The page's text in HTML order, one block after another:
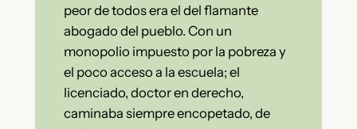
peor de todos era el del flamante
abogado del pueblo. Con un
monopolio impuesto por la pobreza y
el poco acceso a la escuela; el
licenciado, doctor en derecho,
caminaba siempre encopetado, de